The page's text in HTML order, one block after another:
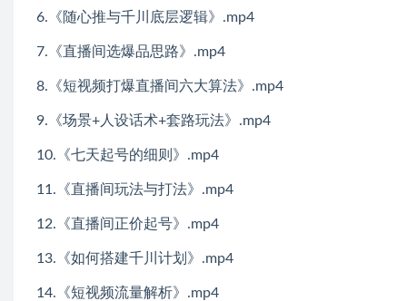
6.《随心推与千川底层逻辑》.mp4
7.《直播间选爆品思路》.mp4
8.《短视频打爆直播间六大算法》.mp4
9.《场景+人设话术+套路玩法》.mp4
10.《七天起号的细则》.mp4
11.《直播间玩法与打法》.mp4
12.《直播间正价起号》.mp4
13.《如何搭建千川计划》.mp4
14.《短视频流量解析》.mp4